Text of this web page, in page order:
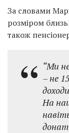
За словами
розміром
також
“Ми
– не
На